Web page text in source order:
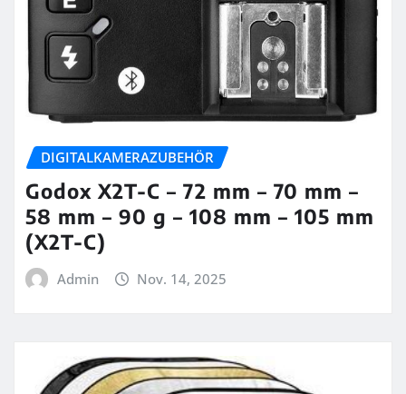
DIGITALKAMERAZUBEHÖR
Godox X2T-C – 72 mm – 70 mm –
58 mm – 90 g – 108 mm – 105 mm
(X2T-C)
Admin Nov. 14, 2025